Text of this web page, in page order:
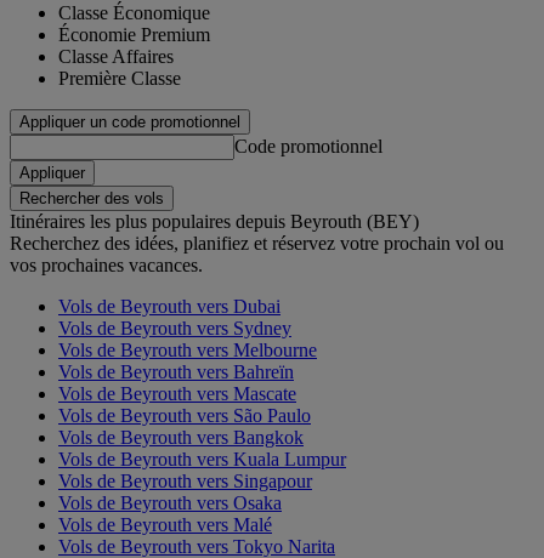
Classe Économique
Économie Premium
Classe Affaires
Première Classe
Appliquer un code promotionnel
Code promotionnel
Appliquer
Rechercher des vols
Itinéraires les plus populaires depuis Beyrouth (BEY)
Recherchez des idées, planifiez et réservez votre prochain vol ou
vos prochaines vacances.
Vols de Beyrouth vers Dubai
Vols de Beyrouth vers Sydney
Vols de Beyrouth vers Melbourne
Vols de Beyrouth vers Bahreïn
Vols de Beyrouth vers Mascate
Vols de Beyrouth vers São Paulo
Vols de Beyrouth vers Bangkok
Vols de Beyrouth vers Kuala Lumpur
Vols de Beyrouth vers Singapour
Vols de Beyrouth vers Osaka
Vols de Beyrouth vers Malé
Vols de Beyrouth vers Tokyo Narita